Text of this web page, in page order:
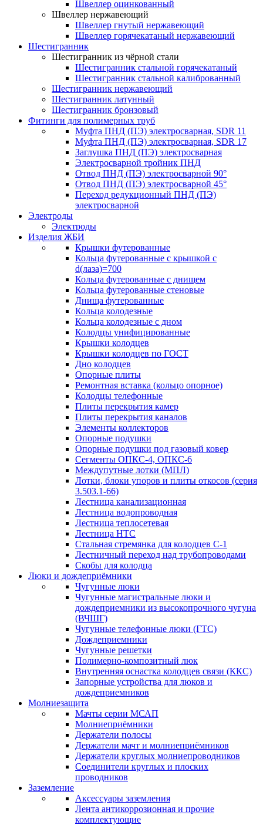
Швеллер оцинкованный
Швеллер нержавеющий
Швеллер гнутый нержавеющий
Швеллер горячекатаный нержавеющий
Шестигранник
Шестигранник из чёрной стали
Шестигранник стальной горячекатаный
Шестигранник стальной калиброванный
Шестигранник нержавеющий
Шестигранник латунный
Шестигранник бронзовый
Фитинги для полимерных труб
Муфта ПНД (ПЭ) электросварная, SDR 11
Муфта ПНД (ПЭ) электросварная, SDR 17
Заглушка ПНД (ПЭ) электросварная
Электросварной тройник ПНД
Отвод ПНД (ПЭ) электросварной 90°
Отвод ПНД (ПЭ) электросварной 45°
Переход редукционный ПНД (ПЭ)
электросварной
Электроды
Электроды
Изделия ЖБИ
Крышки футерованные
Кольца футерованные с крышкой с
d(лаза)=700
Кольца футерованные с днищем
Кольца футерованные стеновые
Днища футерованные
Кольца колодезные
Кольца колодезные с дном
Колодцы унифицированные
Крышки колодцев
Крышки колодцев по ГОСТ
Дно колодцев
Опорные плиты
Ремонтная вставка (кольцо опорное)
Колодцы телефонные
Плиты перекрытия камер
Плиты перекрытия каналов
Элементы коллекторов
Опорные подушки
Опорные подушки под газовый ковер
Сегменты ОПКС-4, ОПКС-6
Междупутные лотки (МПЛ)
Лотки, блоки упоров и плиты откосов (серия
3.503.1-66)
Лестница канализационная
Лестница водопроводная
Лестница теплосетевая
Лестница НТС
Стальная стремянка для колодцев С-1
Лестничный переход над трубопроводами
Скобы для колодца
Люки и дождеприёмники
Чугунные люки
Чугунные магистральные люки и
дождеприемники из высокопрочного чугуна
(ВЧШГ)
Чугунные телефонные люки (ГТС)
Дождеприемники
Чугунные решетки
Полимерно-композитный люк
Внутренняя оснастка колодцев связи (ККС)
Запорные устройства для люков и
дождеприемников
Молниезащита
Мачты серии МСАП
Молниеприёмники
Держатели полосы
Держатели мачт и молниеприёмников
Держатели круглых молниепроводников
Cоединители круглых и плоских
проводников
Заземление
Аксессуары заземления
Лента антикоррозионная и прочие
комплектующие